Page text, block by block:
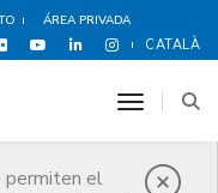
ÁREA PRIVADA
CATALÀ
permiten el
toggle